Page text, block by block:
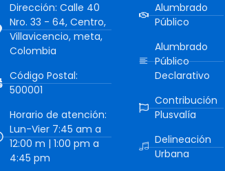
Dirección: Calle 40
Nro. 33 - 64, Centro,
Villavicencio, meta,
Colombia
Código Postal:
500001
Horario de atención:
Lun-Vier 7:45 am a
12:00 m | 1:00 pm a
4:45 pm
Alumbrado
Público
Alumbrado
Público
Declarativo
Contribución
Plusvalía
Delineación
Urbana